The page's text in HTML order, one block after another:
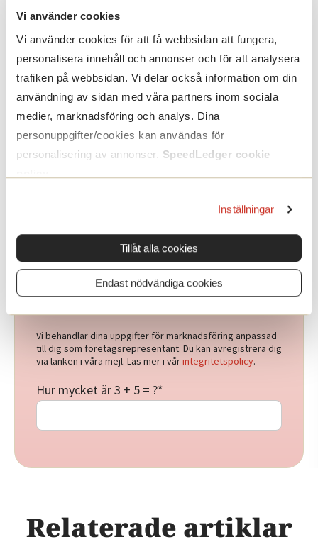
Vi använder cookies
Vi använder cookies för att få webbsidan att fungera,
personalisera innehåll och annonser och för att analysera
trafiken på webbsidan. Vi delar också information om din
användning av sidan med våra partners inom sociala
medier, marknadsföring och analys. Dina
personuppgifter/cookies kan användas för
personalisering av annonser. SpeedLedger cookie
Inställningar
Tillåt alla cookies
Endast nödvändiga cookies
Efternamn
Telefonnummer*
Vi behandlar dina uppgifter för marknadsföring anpassad
till dig som företagsrepresentant. Du kan avregistrera dig
via länken i våra mejl. Läs mer i vårintegritetspolicy.
Hur mycket är 3 + 5 = ?*
Relaterade artiklar